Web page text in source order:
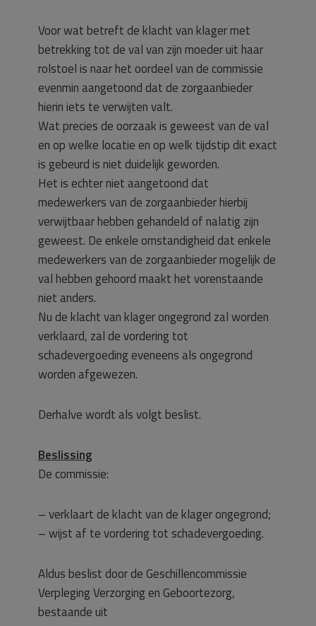
Voor wat betreft de klacht van klager met
betrekking tot de val van zijn moeder uit haar
rolstoel is naar het oordeel van de commissie
evenmin aangetoond dat de zorgaanbieder
hierin iets te verwijten valt.
Wat precies de oorzaak is geweest van de val
en op welke locatie en op welk tijdstip dit exact
is gebeurd is niet duidelijk geworden.
Het is echter niet aangetoond dat
medewerkers van de zorgaanbieder hierbij
verwijtbaar hebben gehandeld of nalatig zijn
geweest. De enkele omstandigheid dat enkele
medewerkers van de zorgaanbieder mogelijk de
val hebben gehoord maakt het vorenstaande
niet anders.
Nu de klacht van klager ongegrond zal worden
verklaard, zal de vordering tot
schadevergoeding eveneens als ongegrond
worden afgewezen.
Derhalve wordt als volgt beslist.
Beslissing
De commissie:
– verklaart de klacht van de klager ongegrond;
– wijst af te vordering tot schadevergoeding.
Aldus beslist door de Geschillencommissie
Verpleging Verzorging en Geboortezorg,
bestaande uit